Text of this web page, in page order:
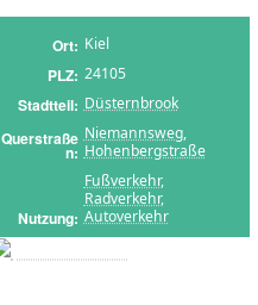
Ort Kiel
PLZ 24105
Stadtteil Düsternbrook
Querstraße
n
Niemannsweg,
Hohenbergstraße
Nutzung
Fußverkehr,
Radverkehr,
Autoverkehr